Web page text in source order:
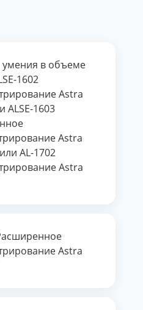
умения в объеме
1602
Astra
ALSE-1603
Astra
AL-1702
Astra
Astra